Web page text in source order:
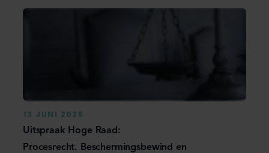
13 JUNI 2025
Uitspraak Hoge Raad:
Procesrecht. Beschermingsbewind en